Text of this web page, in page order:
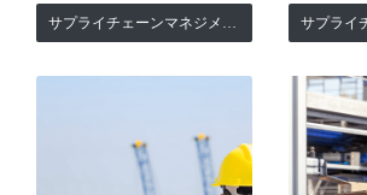
サプライチェーンマネジメント